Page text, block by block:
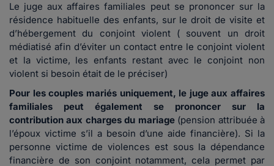
Le juge aux affaires familiales peut se prononcer sur la
résidence habituelle des enfants, sur le droit de visite et
d’hébergement du conjoint violent ( souvent un droit
médiatisé afin d’éviter un contact entre le conjoint violent
et la victime, les enfants restant avec le conjoint non
violent si besoin était de le préciser)
Pour les couples mariés uniquement, le juge aux affaires
familiales peut également se prononcer sur la
contribution aux charges du mariage(pension attribuée à
l’époux victime s’il a besoin d’une aide financière). Si la
personne victime de violences est sous la dépendance
financière de son conjoint notamment, cela permet par